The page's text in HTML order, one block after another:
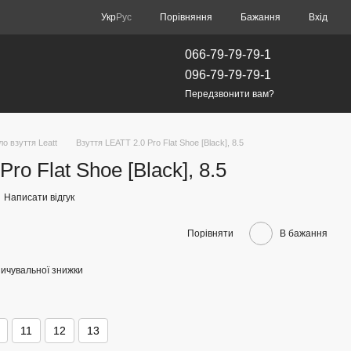
УкрРус Порівняння Бажання Вхід
066-79-79-79-1
096-79-79-79-1
Передзвонити вам?
взуття Leatt Взуття LEATT 2.0 Pro Flat Shoe [Black], 8.5
Flat Shoe [Black], 8.5
Написати відгук
Порівняти В бажання
знижки
11 12 13